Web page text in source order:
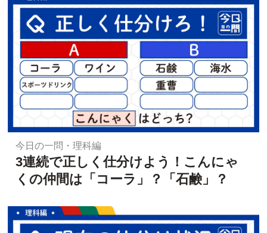
今日の一問・理科編
3連続で正しく仕分けよう！こんにゃ
くの仲間は「コーラ」？「石鹸」？